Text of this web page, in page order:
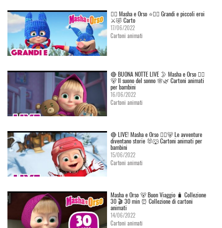
👱‍♀️ Masha e Orso ⭐🦸‍♀️ Grandi e piccoli eroi
⚔️🤣 Carto
17/06/2022
Cartoni animati
🔴 BUONA NOTTE LIVE 🌛 Masha e Orso 👱‍♀️
🐻 Il suono del sonno 🌸🌿 Cartoni animati
per bambini
16/06/2022
Cartoni animati
🔴 LIVE! Masha e Orso 👱‍♀️🐻 Le avventure
diventano storie 🐰🐺 Cartoni animati per
bambini
15/06/2022
Cartoni animati
Masha e Orso 🐻 Buon Viaggio 🧳 Сollezione
30 🎬 30 min ⏰ Collezione di cartoni
animati
14/06/2022
Cartoni animati